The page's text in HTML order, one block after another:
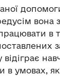
вона
в
в умовах,